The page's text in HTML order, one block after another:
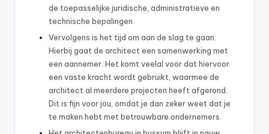
de toepasselijke juridische, administratieve en
technische bepalingen.
Vervolgens is het tijd om aan de slag te gaan.
Hierbij gaat de architect een samenwerking met
een aannemer. Het komt veelal voor dat hiervoor
een vaste kracht wordt gebruikt, waarmee de
architect al meerdere projecten heeft afgerond.
Dit is fijn voor jou, omdat je dan zeker weet dat je
te maken hebt met betrouwbare ondernemers.